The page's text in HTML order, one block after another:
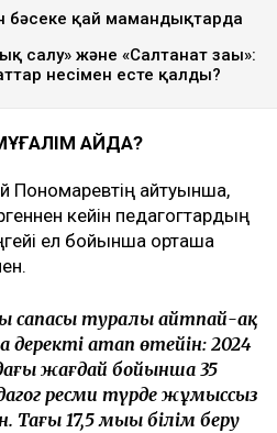
бәсеке қай мамандықтарда
салу» және «Салтанат заңы»:
несімен есте қалды?
ҚАЙДА?
Пономаревтің айтуынша,
кейін педагогтардың
ел бойынша орташа
сапасы туралы айтпай-ақ
атап өтейін: 2024
жағдай бойынша 35
ресми түрде жұмыссыз
Тағы 17,5 мыңы білім беру